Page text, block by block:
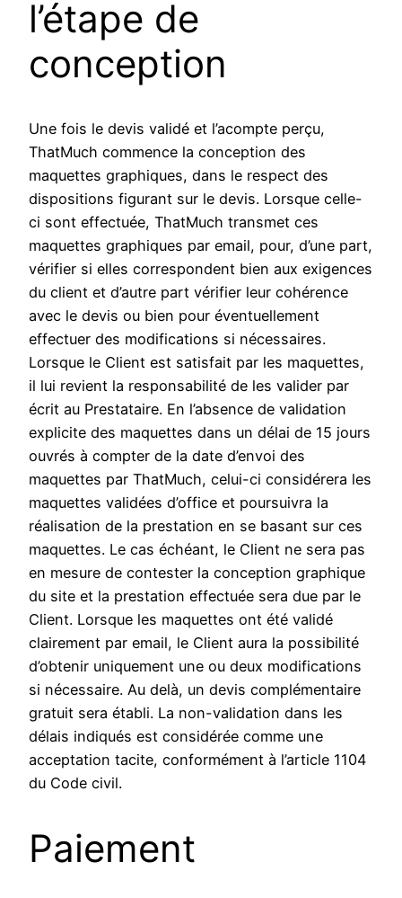
l’étape de
conception
Une fois le devis validé et l’acompte perçu,
ThatMuch commence la conception des
maquettes graphiques, dans le respect des
dispositions figurant sur le devis. Lorsque celle-
ci sont effectuée, ThatMuch transmet ces
maquettes graphiques par email, pour, d’une part,
vérifier si elles correspondent bien aux exigences
du client et d’autre part vérifier leur cohérence
avec le devis ou bien pour éventuellement
effectuer des modifications si nécessaires.
Lorsque le Client est satisfait par les maquettes,
il lui revient la responsabilité de les valider par
écrit au Prestataire. En l’absence de validation
explicite des maquettes dans un délai de 15 jours
ouvrés à compter de la date d’envoi des
maquettes par ThatMuch, celui-ci considérera les
maquettes validées d’office et poursuivra la
réalisation de la prestation en se basant sur ces
maquettes. Le cas échéant, le Client ne sera pas
en mesure de contester la conception graphique
du site et la prestation effectuée sera due par le
Client. Lorsque les maquettes ont été validé
clairement par email, le Client aura la possibilité
d’obtenir uniquement une ou deux modifications
si nécessaire. Au delà, un devis complémentaire
gratuit sera établi. La non-validation dans les
délais indiqués est considérée comme une
acceptation tacite, conformément à l’article 1104
du Code civil.
Paiement